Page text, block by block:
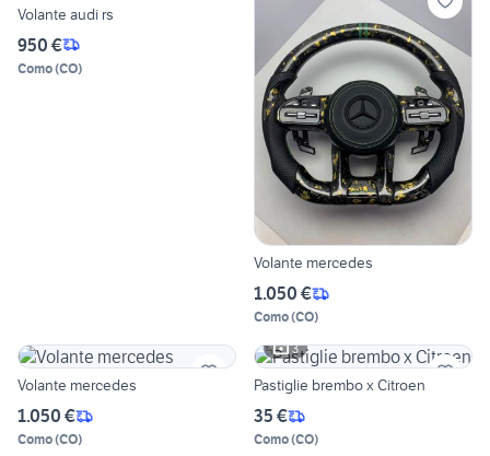
Volante audi rs
950 €
Como(CO)
Volante mercedes
1.050 €
Como(CO)
Volante mercedes
1.050 €
Como(CO)
3
Pastiglie brembo x Citroen
35 €
Como(CO)